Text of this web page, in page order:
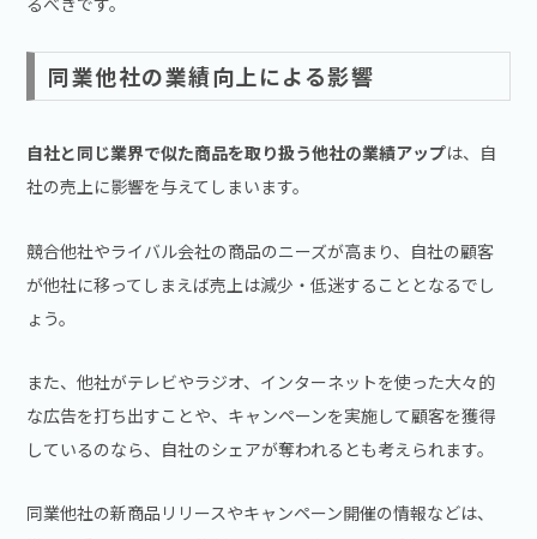
同業他社の業績向上による影響
自社と同じ業界で似た商品を取り扱う他社の業績アップは、自
社の売上に影響を与えてしまいます。
競合他社やライバル会社の商品のニーズが高まり、自社の顧客
が他社に移ってしまえば売上は減少・低迷することとなるでし
ょう。
また、他社がテレビやラジオ、インターネットを使った大々的
な広告を打ち出すことや、キャンペーンを実施して顧客を獲得
しているのなら、自社のシェアが奪われるとも考えられます。
同業他社の新商品リリースやキャンペーン開催の情報などは、